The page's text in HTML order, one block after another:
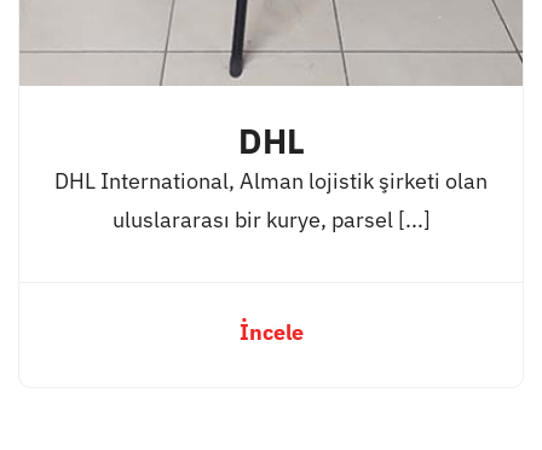
DHL
DHL International, Alman lojistik şirketi olan
uluslararası bir kurye, parsel [...]
İncele